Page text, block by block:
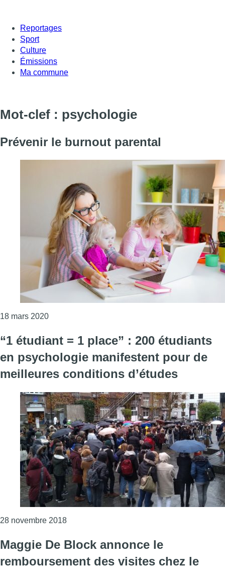
Reportages
Sport
Culture
Émissions
Ma commune
Mot-clef : psychologie
Prévenir le burnout parental
18 mars 2020Consulter l'article "Prévenir le burnout parental"
“1 étudiant = 1 place” : 200 étudiants
en psychologie manifestent pour de
meilleures conditions d’études
28 novembre 2018Consulter l'article "“1 étudiant = 1 place” :
Maggie De Block annonce le
remboursement des visites chez le